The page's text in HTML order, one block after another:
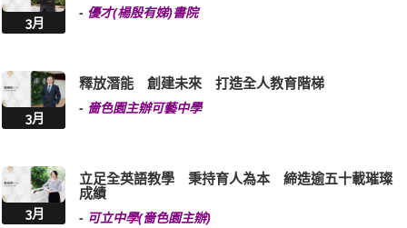
3月
- 優才(楊殷有娣)書院
3月
釋放潛能 創建未來 打造全人教育階梯
- 嗇色園主辦可藝中學
3月
立足全英語教學 秉持育人為本 締造逾五十載璀璨
成績
- 可立中學(嗇色園主辦)